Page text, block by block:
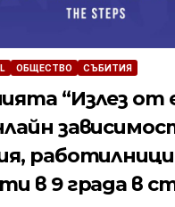
ОБЩЕСТВО СЪБИТИЯ
“Излез от
в 9 града в